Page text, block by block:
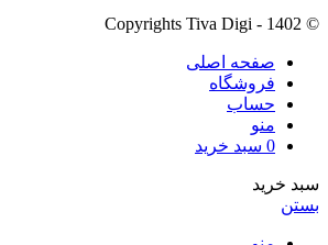
© Copyrights Tiva Digi - 1402
صفحه اصلی
فروشگاه
حساب
منو
0 سبد خرید
سبد خرید
بستن